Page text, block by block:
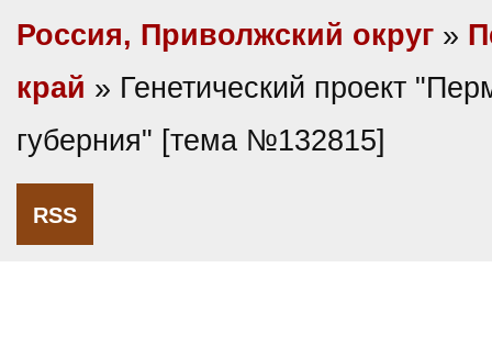
Россия, Приволжский округ »
край » Генетический проект
губерния" [тема №132815]
RSS